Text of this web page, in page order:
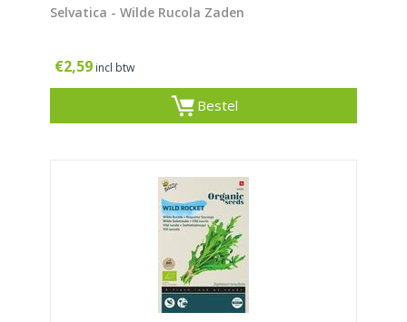
Selvatica - Wilde Rucola Zaden
€2,59 incl btw
Bestel